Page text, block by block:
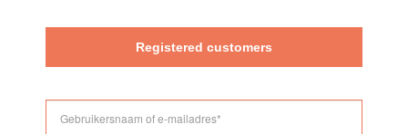
Registered customers